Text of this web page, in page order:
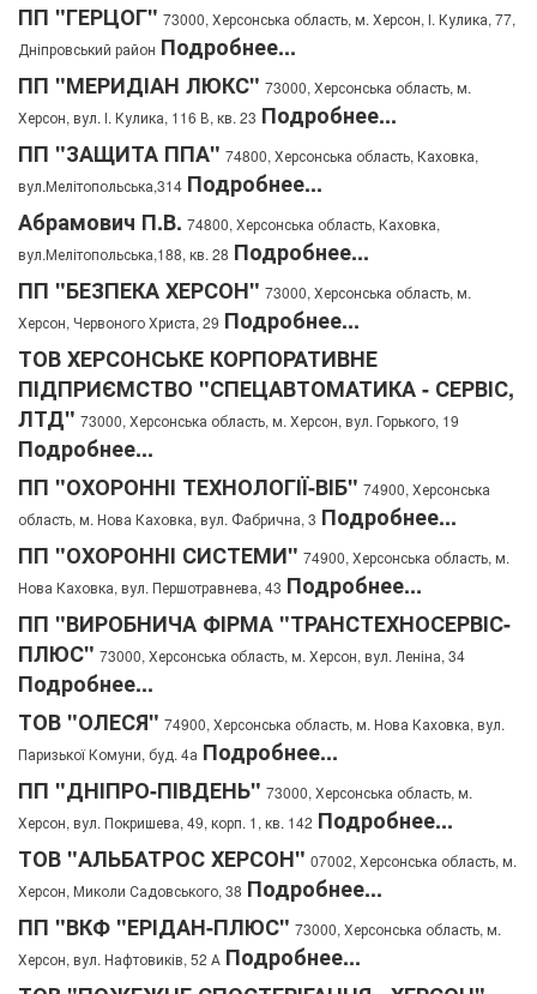
ПП "ГЕРЦОГ" 73000, Херсонська область, м. Херсон, І. Кулика, 77,
Дніпровський район Подробнее...
ПП "МЕРИДІАН ЛЮКС" 73000, Херсонська область, м.
Херсон, вул. І. Кулика, 116 В, кв. 23 Подробнее...
ПП "ЗАЩИТА ППА" 74800, Херсонська область, Каховка,
вул.Мелітопольська,314 Подробнее...
Абрамович П.В. 74800, Херсонська область, Каховка,
вул.Мелітопольська,188, кв. 28 Подробнее...
ПП "БЕЗПЕКА ХЕРСОН" 73000, Херсонська область, м.
Херсон, Червоного Христа, 29 Подробнее...
ТОВ ХЕРСОНСЬКЕ КОРПОРАТИВНЕ
ПІДПРИЄМСТВО "СПЕЦАВТОМАТИКА - СЕРВІС,
ЛТД" 73000, Херсонська область, м. Херсон, вул. Горького, 19
Подробнее...
ПП "ОХОРОННІ ТЕХНОЛОГІЇ-ВІБ" 74900, Херсонська
область, м. Нова Каховка, вул. Фабрична, 3 Подробнее...
ПП "ОХОРОННІ СИСТЕМИ" 74900, Херсонська область, м.
Нова Каховка, вул. Першотравнева, 43 Подробнее...
ПП "ВИРОБНИЧА ФІРМА "ТРАНСТЕХНОСЕРВІС-
ПЛЮС" 73000, Херсонська область, м. Херсон, вул. Леніна, 34
Подробнее...
ТОВ "ОЛЕСЯ" 74900, Херсонська область, м. Нова Каховка, вул.
Паризької Комуни, буд. 4а Подробнее...
ПП "ДНІПРО-ПІВДЕНЬ" 73000, Херсонська область, м.
Херсон, вул. Покришева, 49, корп. 1, кв. 142 Подробнее...
ТОВ "АЛЬБАТРОС ХЕРСОН" 07002, Херсонська область, м.
Херсон, Миколи Садовського, 38 Подробнее...
ПП "ВКФ "ЕРІДАН-ПЛЮС" 73000, Херсонська область, м.
Херсон, вул. Нафтовиків, 52 А Подробнее...